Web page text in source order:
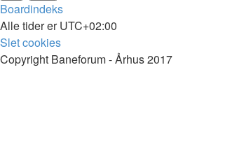
Boardindeks
Alle tider erUTC+02:00
Slet cookies
Copyright Baneforum - Århus 2017